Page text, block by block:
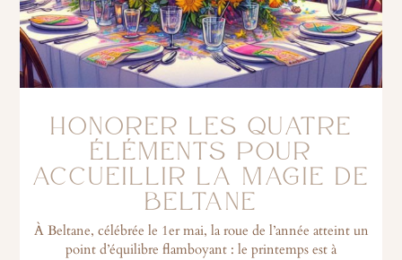
HONORER LES QUATRE
ÉLÉMENTS POUR
ACCUEILLIR LA MAGIE DE
BELTANE
À Beltane, célébrée le 1er mai, la roue de l’année atteint un
point d’équilibre flamboyant : le printemps est à